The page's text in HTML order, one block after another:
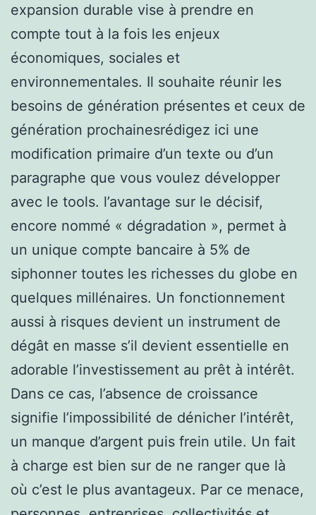
expansion durable vise à prendre en
compte tout à la fois les enjeux
économiques, sociales et
environnementales. Il souhaite réunir les
besoins de génération présentes et ceux de
génération prochainesrédigez ici une
modification primaire d’un texte ou d’un
paragraphe que vous voulez développer
avec le tools. l’avantage sur le décisif,
encore nommé « dégradation », permet à
un unique compte bancaire à 5% de
siphonner toutes les richesses du globe en
quelques millénaires. Un fonctionnement
aussi à risques devient un instrument de
dégât en masse s’il devient essentielle en
adorable l’investissement au prêt à intérêt.
Dans ce cas, l’absence de croissance
signifie l’impossibilité de dénicher l’intérêt,
un manque d’argent puis frein utile. Un fait
à charge est bien sur de ne ranger que là
où c’est le plus avantageux. Par ce menace,